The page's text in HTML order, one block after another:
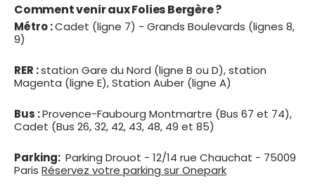
Comment venir aux Folies Bergère ?
Métro :Cadet (ligne 7) - Grands Boulevards (lignes 8,
9)
RER :station Gare du Nord (ligne B ou D), station
Magenta (ligne E), Station Auber (ligne A)
Bus :Provence-Faubourg Montmartre (Bus 67 et 74),
Cadet (Bus 26, 32, 42, 43, 48, 49 et 85)
Parking: Parking Drouot - 12/14 rue Chauchat - 75009
Paris Réservez votre parking sur Onepark